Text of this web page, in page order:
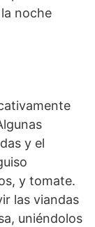
noche
y el
y tomate.
las viandas
uniéndolos